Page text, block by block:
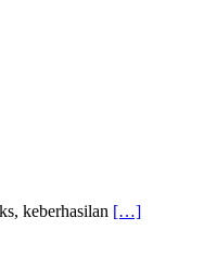
keberhasilan […]